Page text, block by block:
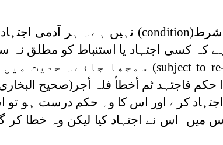
شرط(condition) نہیں ہے۔ ہر آدمی
کسی اجتہاد یا استنباط کو مطلق نہ
(subject to سمجھا جائے۔ حدیث
حکم فاجتہد ثم أخطأ فلہ أجر
کرے اور اس کا وہ حکم درست ہو تو
میں اس نے اجتہاد کیا لیکن وہ خطا کر